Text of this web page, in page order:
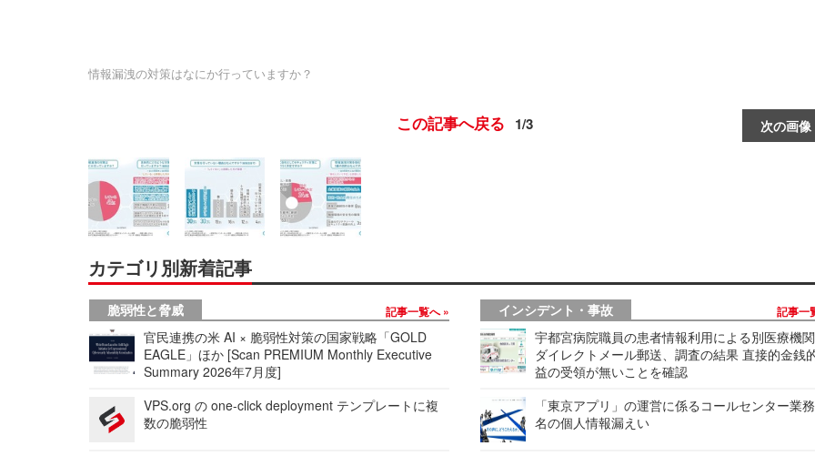
情報漏洩の対策はなにか行っていますか？
次の画像
この記事へ戻る 1/3
カテゴリ別新着記事
脆弱性と脅威 記事一覧へ
官民連携の米 AI × 脆弱性対策の国家戦略「GOLD
EAGLE」ほか [Scan PREMIUM Monthly Executive
Summary 2026年7月度]
VPS.org の one-click deployment テンプレートに複
数の脆弱性
インシデント・事故 記事一
宇都宮病院職員の患者情報利用による別医療機
ダイレクトメール郵送、調査の結果 直接的金銭
益の受領が無いことを確認
「東京アプリ」の運営に係るコールセンター業
名の個人情報漏えい